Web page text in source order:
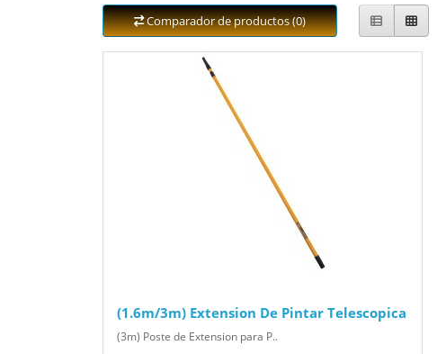
Comparador de productos (0)
(1.6m/3m) Extension De Pintar Telescopica
(3m) Poste de Extension para P..